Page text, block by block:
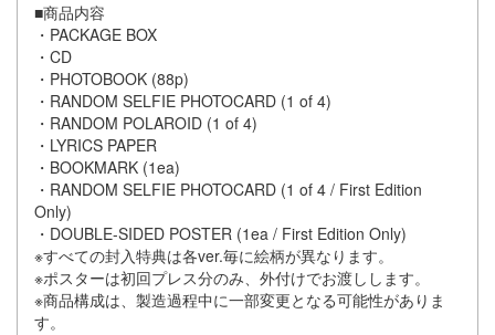
■商品内容
・PACKAGE BOX
・CD
・PHOTOBOOK (88p)
・RANDOM SELFIE PHOTOCARD (1 of 4)
・RANDOM POLAROID (1 of 4)
・LYRICS PAPER
・BOOKMARK (1ea)
・RANDOM SELFIE PHOTOCARD (1 of 4 / First Edition
Only)
・DOUBLE-SIDED POSTER (1ea / First Edition Only)
※すべての封入特典は各ver.毎に絵柄が異なります。
※ポスターは初回プレス分のみ、外付けでお渡しします。
※商品構成は、製造過程中に一部変更となる可能性がありま
す。